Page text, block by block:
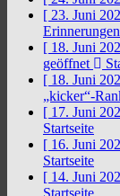
[ 23. Juni
[ 18. Juni
geöffnet
[ 18. Juni
„kicker“-
[ 17. Juni
Startseite
[ 16. Juni
Startseite
[ 14. Juni
Startseite